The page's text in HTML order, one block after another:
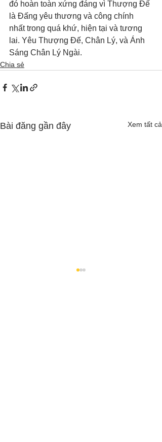
đó hoàn toàn xứng đáng vì Thượng Đế
là Đấng yêu thương và công chính
nhất trong quá khứ, hiện tại và tương
lai. Yêu Thượng Đế, Chân Lý, và Ánh
Sáng Chân Lý Ngài.
Chia sẻ
Bài đăng gần đây Xem tất cả